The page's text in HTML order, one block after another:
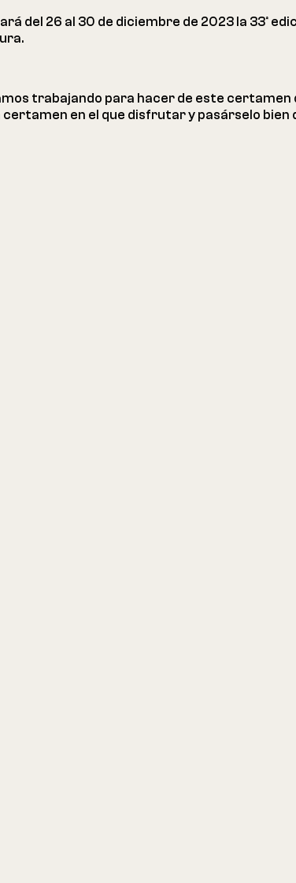
del 26 al 30 de diciembre de 2023 la 33ª
trabajando para hacer de este certamen
en el que disfrutar y pasárselo bien